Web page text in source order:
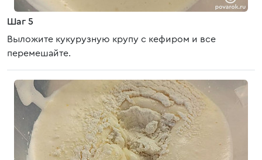
Шаг 5
Выложите кукурузную крупу с кефиром и все
перемешайте.